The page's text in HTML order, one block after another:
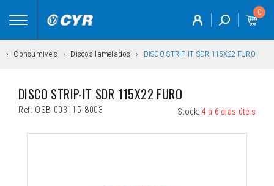
Toggle
0
Consumiveis Discos lamelados DISCO STRIP-IT SDR 115X22 FURO
DISCO STRIP-IT SDR 115X22 FURO
Ref: OSB 003115-8003 Stock: 4 a 6 dias úteis